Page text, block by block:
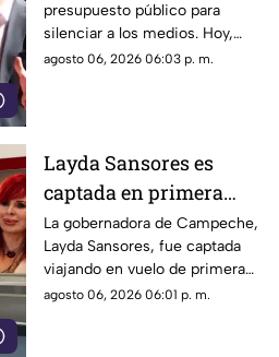
censura y la publicidad
oficial
presupuesto público para
silenciar a los medios. Hoy,
Jesús Ramírez Cuevas es
agosto 06, 2026 06:03 p. m.
Layda Sansores es
captada en primera
clase rumbo a España
junto a la directora del
DIF
La gobernadora de Campeche,
Layda Sansores, fue captada
viajando en vuelo de primera
clase con destino a España en
agosto 06, 2026 06:01 p. m.